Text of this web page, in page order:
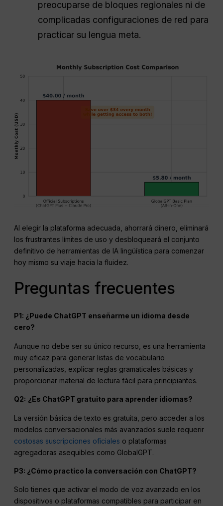
preocuparse de bloques regionales ni de
complicadas configuraciones de red para
practicar su lengua meta.
Al elegir la plataforma adecuada, ahorrará dinero, eliminará
los frustrantes límites de uso y desbloqueará el conjunto
definitivo de herramientas de IA lingüística para comenzar
hoy mismo su viaje hacia la fluidez.
Preguntas frecuentes
P1: ¿Puede ChatGPT enseñarme un idioma desde
cero?
Aunque no debe ser su único recurso, es una herramienta
muy eficaz para generar listas de vocabulario
personalizadas, explicar reglas gramaticales básicas y
proporcionar material de lectura fácil para principiantes.
Q2: ¿Es ChatGPT gratuito para aprender idiomas?
La versión básica de texto es gratuita, pero acceder a los
modelos conversacionales más avanzados suele requerir
costosas suscripciones oficiales o plataformas
agregadoras asequibles como GlobalGPT.
P3: ¿Cómo practico la conversación con ChatGPT?
Solo tienes que activar el modo de voz avanzado en los
dispositivos o plataformas compatibles para participar en